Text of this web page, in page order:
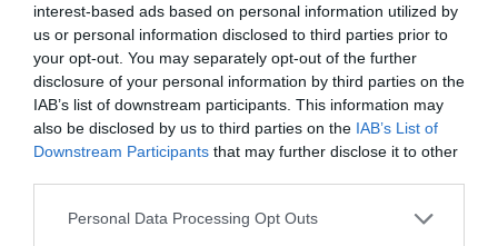
interest-based ads based on personal information utilized by
us or personal information disclosed to third parties prior to
your opt-out. You may separately opt-out of the further
disclosure of your personal information by third parties on the
IAB’s list of downstream participants. This information may
also be disclosed by us to third parties on the IAB’s List of
Downstream Participants that may further disclose it to other
Personal Data Processing Opt Outs
Jak skorzystać z promocji?
Zamów jedno z urządzeń objętych promocją na stronie
hppartner.pl
Zrób to między 26 maja a 1 czerwca 2025 r.
My dołożymy do paczki drobny upominek z okazji Dnia